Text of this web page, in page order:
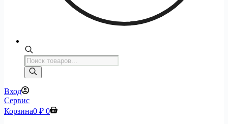
Поиск
товаров
Вход
Сервис
Корзина0 ₽ 0